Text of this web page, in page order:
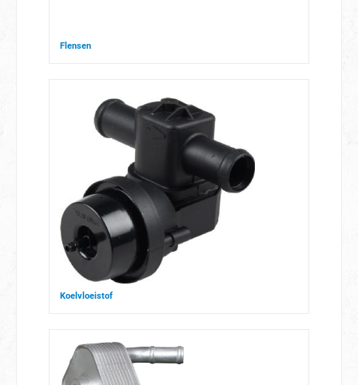
Flensen
Koelvloeistof